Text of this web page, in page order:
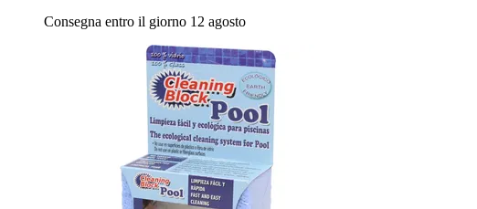
Consegna entro il giorno 12 agosto